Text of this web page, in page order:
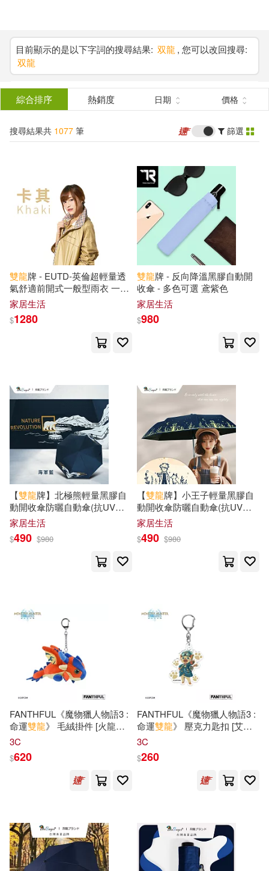
尋分類
家居生活(279) 美食(6)
3C(24) 家電(35)
保健(20) 設計文具(34)
休閒生活(37) 婦幼生活(66)
鞋包配件(153)
作者 (可複選)
黃易(69)
龍人(19) 神崎裕也(18)
李涼(10) 啊哈時光(5)
瑪麗．波．奧斯本(4)
瑞貝卡・亞羅斯(3)
美國迪士尼公司(3)
龍雲(3) Marcel Pixel(2)
佐藤駿光(2) 倪匡(2)
寶拉・波西歐(2)
林姓主婦(2)
王雙龍(2)
黑幼龍、虞立琪(2)
Coleen Reddy(1)
蓋亞(48) 東立(25)
時報出版(23) 青文(15)
天下書盟(12) 尖端(12)
上硯(11) 大霹靂(9)
得利影視(9) 南海出版公司(7)
北京聯合出版公司(5)
電子工業出版社(5)
双美生活文創(4) 小天下(4)
中國文史出版社(3)
外語教學與研究出版社(3)
威向(3) 漫遊者文化(3)
配送方式 (可複選)
可港澳店取(226)
可新加坡店取(241)
可菲律賓店取(238)
一個月內上市新品(42)
本週上市新品(6)
目前顯示的是以下字詞的搜尋結果: 双龍 , 您可以改回搜尋:
双龍
綜合排序 熱銷度 日期 價格
搜尋結果共 1077 筆 篩選
雙龍牌 - EUTD-英倫超輕量透
氣舒適前開式一般型雨衣 一般
型-卡其
家居生活
$1280
雙龍牌 - 反向降溫黑膠自動開
收傘 - 多色可選 鳶紫色
家居生活
$980
【雙龍牌】北極熊輕量黑膠自
動開收傘防曬自動傘(抗UV防
風晴雨傘折傘B6061E) 海軍藍
家居生活
$490 $980
【雙龍牌】小王子輕量黑膠自
動開收傘防曬自動傘(抗UV防
風晴雨傘折傘B6061D) 海軍藍
家居生活
$490 $980
FANTHFUL《魔物獵人物語3 :
命運雙龍》 毛絨掛件 [火龍擂
斯]
3C
$620
FANTHFUL《魔物獵人物語3 :
命運雙龍》 壓克力匙扣 [艾露
貓魯迪]
3C
$260